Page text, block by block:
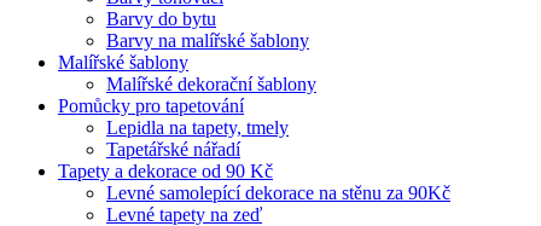
Barvy do bytu
Barvy na malířské šablony
Malířské šablony
Malířské dekorační šablony
Pomůcky pro tapetování
Lepidla na tapety, tmely
Tapetářské nářadí
Tapety a dekorace od 90 Kč
Levné samolepící dekorace na stěnu za 90Kč
Levné tapety na zeď